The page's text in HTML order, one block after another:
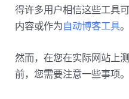
得许多用户相信这些工具
内容或作为自动博客工具。
然而，在您在实际网站上
前，您需要注意一些事项。